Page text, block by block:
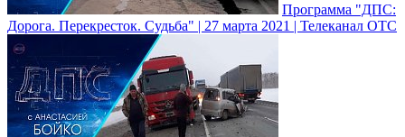
Программа "ДПС:
Дорога. Перекресток. Судьба" | 27 марта 2021 | Телеканал ОТС